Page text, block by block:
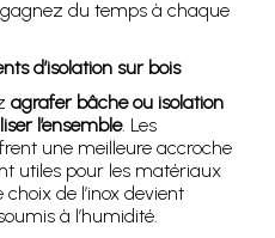
du temps à chaque
d’isolation sur bois
agrafer bâche ou isolation
l’ensemble. Les
une meilleure accroche
utiles pour les matériaux
de l’inox devient
à l’humidité.